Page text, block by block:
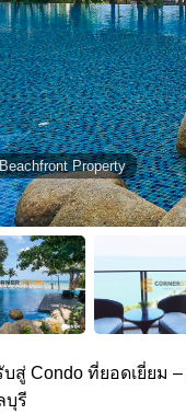
Beachfront Property
สู่ Condo ที่ยอดเยี่ยม
บุรี